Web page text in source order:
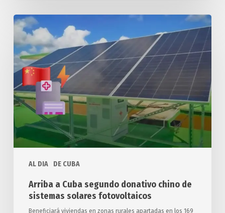
AL DIA DE CUBA
Arriba
Cuba
segundo
donativo
chino
de
sistemas
solares
fotovoltaicos
Arriba a Cuba segundo donativo chino de
sistemas solares fotovoltaicos
Beneficiará viviendas en zonas rurales apartadas en los 169